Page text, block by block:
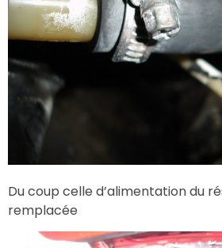
Du coup celle d’alimentation du
remplacée